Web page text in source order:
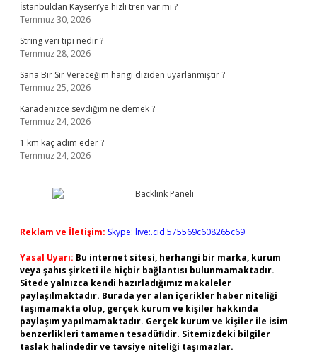
İstanbuldan Kayseri’ye hızlı tren var mı ?
Temmuz 30, 2026
String veri tipi nedir ?
Temmuz 28, 2026
Sana Bir Sır Vereceğim hangi diziden uyarlanmıştır ?
Temmuz 25, 2026
Karadenizce sevdiğim ne demek ?
Temmuz 24, 2026
1 km kaç adım eder ?
Temmuz 24, 2026
Reklam ve İletişim: Skype: live:.cid.575569c608265c69
Yasal Uyarı: Bu internet sitesi, herhangi bir marka, kurum
veya şahıs şirketi ile hiçbir bağlantısı bulunmamaktadır.
Sitede yalnızca kendi hazırladığımız makaleler
paylaşılmaktadır. Burada yer alan içerikler haber niteliği
taşımamakta olup, gerçek kurum ve kişiler hakkında
paylaşım yapılmamaktadır. Gerçek kurum ve kişiler ile isim
benzerlikleri tamamen tesadüfidir. Sitemizdeki bilgiler
taslak halindedir ve tavsiye niteliği taşımazlar.